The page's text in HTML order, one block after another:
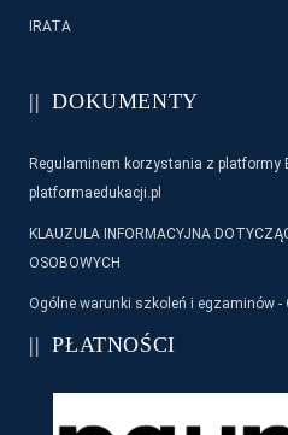
IRATA
DOKUMENTY
Regulaminem korzystania z platformy
platformaedukacji.pl
KLAUZULA INFORMACYJNA
OSOBOWYCH
Ogólne warunki szkoleń i egzaminów -
PŁATNOŚCI